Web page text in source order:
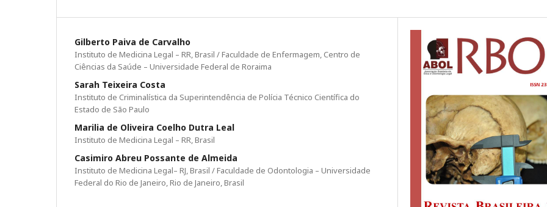
Gilberto Paiva de Carvalho
Instituto de Medicina Legal – RR, Brasil / Faculdade de Enfermagem, Centro de
Ciências da Saúde – Universidade Federal de Roraima
Sarah Teixeira Costa
Instituto de Criminalística da Superintendência de Polícia Técnico Científica do
Estado de São Paulo
Marilia de Oliveira Coelho Dutra Leal
Instituto de Medicina Legal – RR, Brasil
Casimiro Abreu Possante de Almeida
Instituto de Medicina Legal– RJ, Brasil / Faculdade de Odontologia – Universidade
Federal do Rio de Janeiro, Rio de Janeiro, Brasil